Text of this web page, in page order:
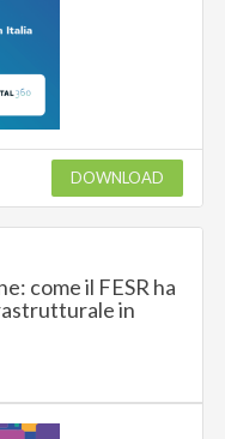
DOWNLOAD
come il FESR ha
in